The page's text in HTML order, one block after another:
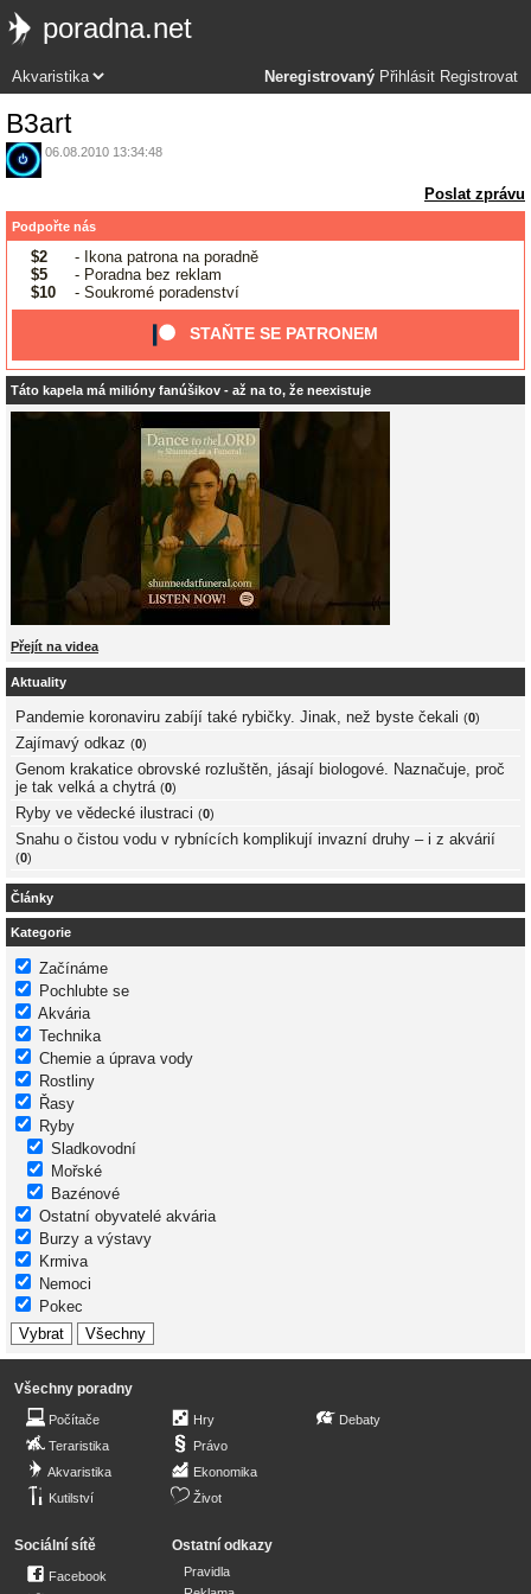
poradna.net
Neregistrovaný Přihlásit Registrovat
B3art
06.08.2010 13:34:48
Poslat zprávu
Podpořte nás
$2
- Ikona patrona na poradně
$5
- Poradna bez reklam
$10
- Soukromé poradenství
STAŇTE SE PATRONEM
Táto kapela má milióny fanúšikov - až na to, že neexistuje
Přejít na videa
Aktuality
Pandemie koronaviru zabíjí také rybičky. Jinak, než byste čekali (0)
Zajímavý odkaz (0)
Genom krakatice obrovské rozluštěn, jásají biologové. Naznačuje, proč
je tak velká a chytrá (0)
Ryby ve vědecké ilustraci (0)
Snahu o čistou vodu v rybnících komplikují invazní druhy – i z akvárií
(0)
Články
Kategorie
Začínáme
Pochlubte se
Akvária
Technika
Chemie a úprava vody
Rostliny
Řasy
Ryby
Sladkovodní
Mořské
Bazénové
Ostatní obyvatelé akvária
Burzy a výstavy
Krmiva
Nemoci
Pokec
Všechny poradny
Počítače
Teraristika
Akvaristika
Kutilství
Hry
Právo
Ekonomika
Život
Debaty
Sociální sítě
Facebook
Ostatní odkazy
Pravidla